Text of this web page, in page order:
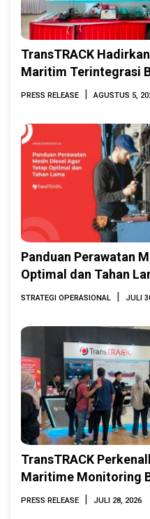
TransTRACK
Maritim Terintegrasi
Indonesia Marine &
PRESS RELEASE | AGUSTUS 5,
Panduan Perawatan
Optimal dan Tahan
STRATEGI OPERASIONAL | JULI
TransTRACK
Maritime Monitoring
INAMARINE 2026
PRESS RELEASE | JULI 28, 2026